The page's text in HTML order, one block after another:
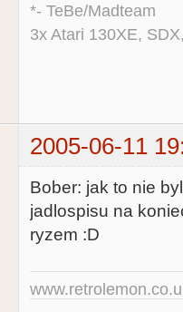
*- TeBe/Madteam
3x Atari 130XE,
2005-06-11
Bober: jak to nie
jadlospisu na
ryzem :D